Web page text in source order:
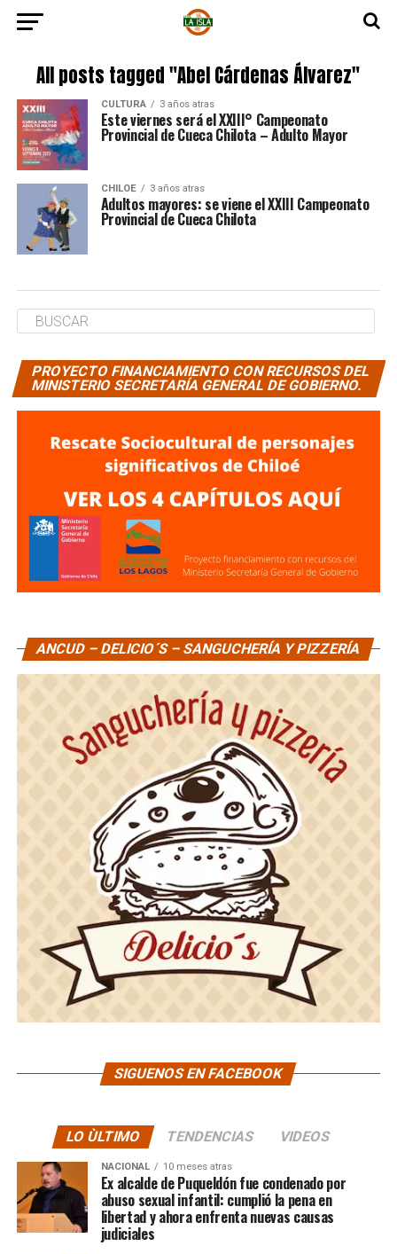
All posts tagged "Abel Cárdenas Álvarez"
CULTURA 3 años atras
Este viernes será el XXIII° Campeonato
Provincial de Cueca Chilota – Adulto Mayor
CHILOE 3 años atras
Adultos mayores: se viene el XXIII Campeonato
Provincial de Cueca Chilota
PROYECTO FINANCIAMIENTO CON RECURSOS DEL
MINISTERIO SECRETARÍA GENERAL DE GOBIERNO.
ANCUD – DELICIO´S – SANGUCHERÍA Y PIZZERÍA
SIGUENOS EN FACEBOOK
LO ÙLTIMO TENDENCIAS VIDEOS
NACIONAL 10 meses atras
Ex alcalde de Puqueldón fue condenado por
abuso sexual infantil: cumplió la pena en
libertad y ahora enfrenta nuevas causas
judiciales